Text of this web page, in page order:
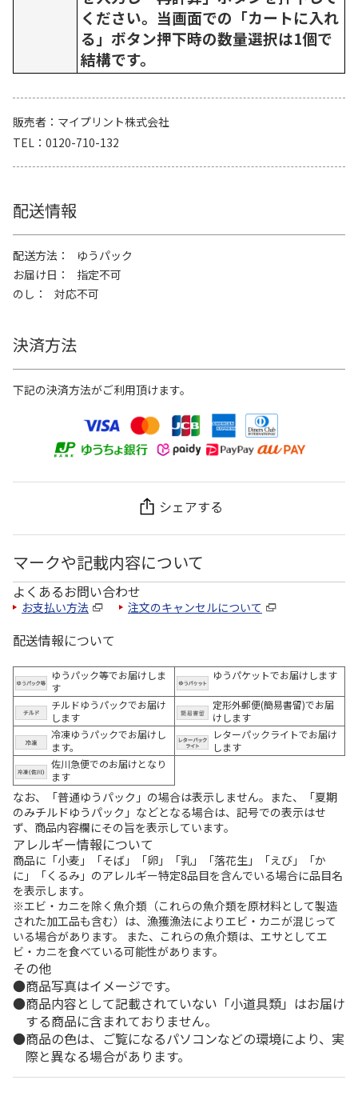
ください。当画面での「カートに入れ
る」ボタン押下時の数量選択は1個で
結構です。
販売者
マイプリント株式会社
TEL
0120-710-132
配送情報
配送方法
ゆうパック
お届け日
指定不可
のし
対応不可
決済方法
下記の決済方法がご利用頂けます。
シェアする
マークや記載内容について
よくあるお問い合わせ
お支払い方法 注文のキャンセルについて
配送情報について
ゆうパック等でお届けしま
す
ゆうパケットでお届けします
チルドゆうパックでお届け
します
定形外郵便(簡易書留)でお届
けします
冷凍ゆうパックでお届けし
ます。
レターパックライトでお届け
します
佐川急便でのお届けとなり
ます
なお、「普通ゆうパック」の場合は表示しません。また、「夏期
のみチルドゆうパック」などとなる場合は、記号での表示はせ
ず、商品内容欄にその旨を表示しています。
アレルギー情報について
商品に「小麦」「そば」「卵」「乳」「落花生」「えび」「か
に」「くるみ」のアレルギー特定8品目を含んでいる場合に品目名
を表示します。
※エビ・カニを除く魚介類（これらの魚介類を原材料として製造
された加工品も含む）は、漁獲漁法によりエビ・カニが混じって
いる場合があります。 また、これらの魚介類は、エサとしてエ
ビ・カニを食べている可能性があります。
その他
商品写真はイメージです。
商品内容として記載されていない「小道具類」はお届け
する商品に含まれておりません。
商品の色は、ご覧になるパソコンなどの環境により、実
際と異なる場合があります。